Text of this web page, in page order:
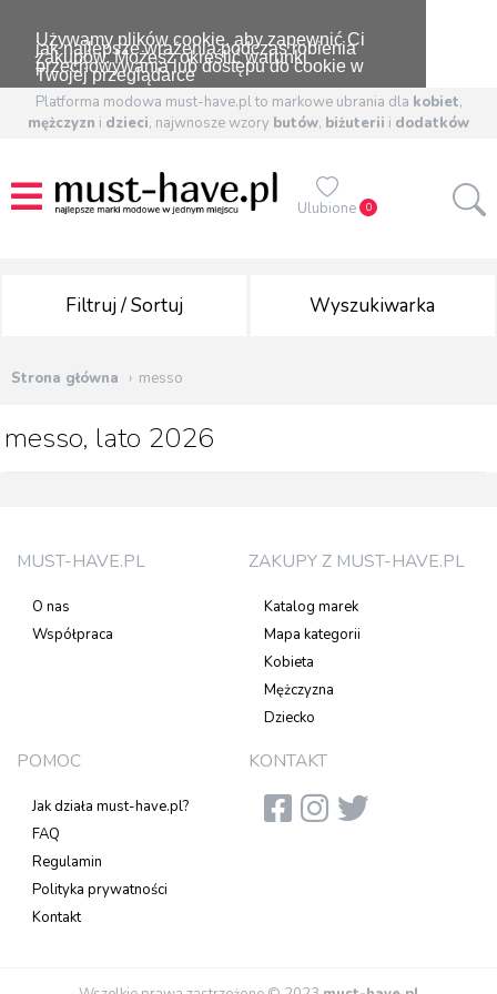
Używamy plików cookie, aby zapewnić Ci
jak najlepsze wrażenia podczas robienia
zakupów. Możesz określić warunki
przechowywania lub dostępu do cookie w
Twojej przeglądarce
Platforma modowa must-have.pl to markowe ubrania dla kobiet,
mężczyzn i dzieci, najwnosze wzory butów, biżuterii i dodatków
Ulubione 0
Filtruj / Sortuj Wyszukiwarka
Strona główna messo
messo, lato 2026
MUST-HAVE.PL
O nas
Współpraca
ZAKUPY Z MUST-HAVE.PL
Katalog marek
Mapa kategorii
Kobieta
Mężczyzna
Dziecko
POMOC
Jak działa must-have.pl?
FAQ
Regulamin
Polityka prywatności
Kontakt
KONTAKT